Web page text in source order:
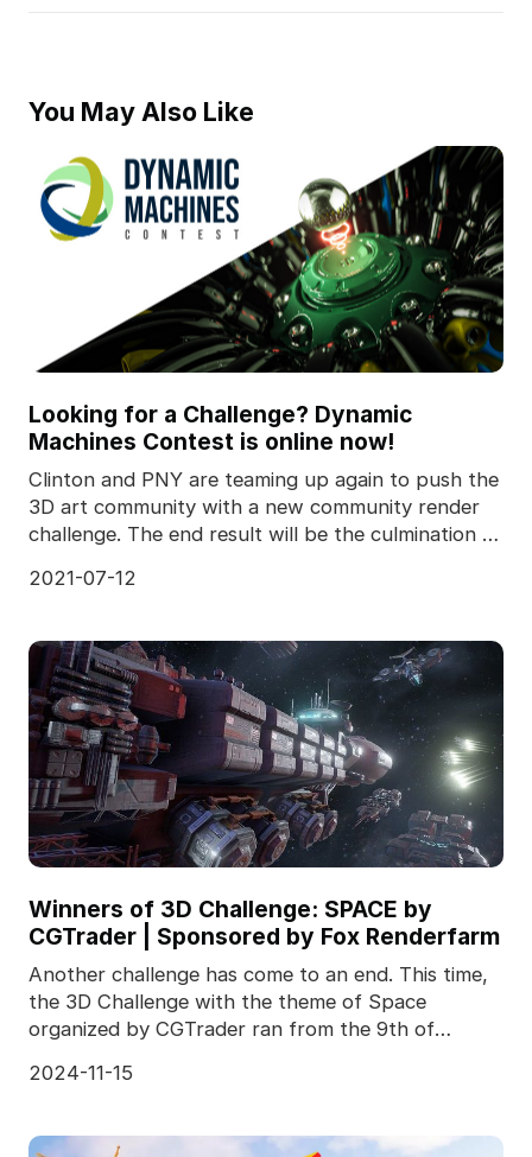
You May Also Like
Looking for a Challenge? Dynamic
Machines Contest is online now!
Clinton and PNY are teaming up again to push the
3D art community with a new community render
challenge. The end result will be the culmination of
2021-07-12
Winners of 3D Challenge: SPACE by
CGTrader | Sponsored by Fox Renderfarm
Another challenge has come to an end. This time,
the 3D Challenge with the theme of Space
organized by CGTrader ran from the 9th of
2024-11-15